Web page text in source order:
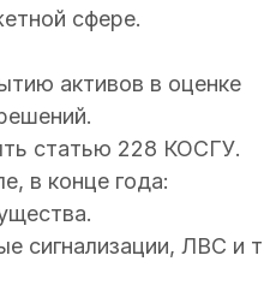
сфере.
активов в оценке
статью 228 КОСГУ.
в конце года:
сигнализации, ЛВС и